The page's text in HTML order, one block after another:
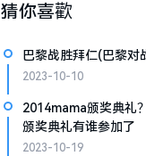
猜你喜歡
巴黎战胜拜仁(巴黎对
2023-10-10
2014mama颁奖典礼
颁奖典礼有谁参加了
2023-10-19